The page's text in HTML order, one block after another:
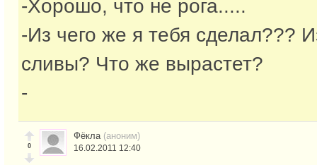
-Хорошо, что не рога.....
-Из чего же я тебя сделал???
сливы? Что же вырастет?
-
0
Фёкла (аноним)
16.02.2011 12:40